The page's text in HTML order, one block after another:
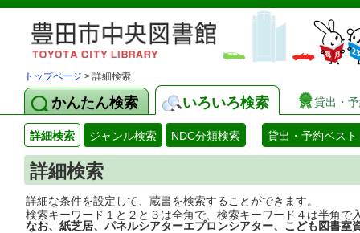
トップページ > 詳細検索
かんたん検索 いろいろ検索 貸出・
詳細検索 ジャンル検索 NDC分類検索 貸出・予約ベスト
詳細検索
詳細な条件を設定して、蔵書を検索することができます。
検索キーワード１と２と３は全角で、検索キーワード４は半角で
なお、紙芝居、パネルシアターエプロンシアター、こども図書室